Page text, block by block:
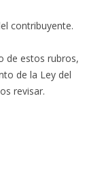
contribuyente.
de estos rubros,
de la Ley del
revisar.